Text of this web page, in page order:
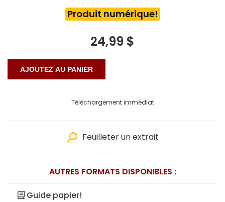
Produit numérique!
24,99 $
Téléchargement immédiat
Feuilleter un extrait
AUTRES FORMATS DISPONIBLES :
Guide papier!